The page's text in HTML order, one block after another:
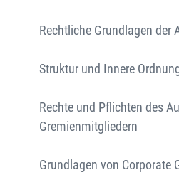
Rechtliche Grundlagen der
Struktur und Innere
Rechte und Pflichten des
Gremienmitgliedern
Grundlagen von Corporate